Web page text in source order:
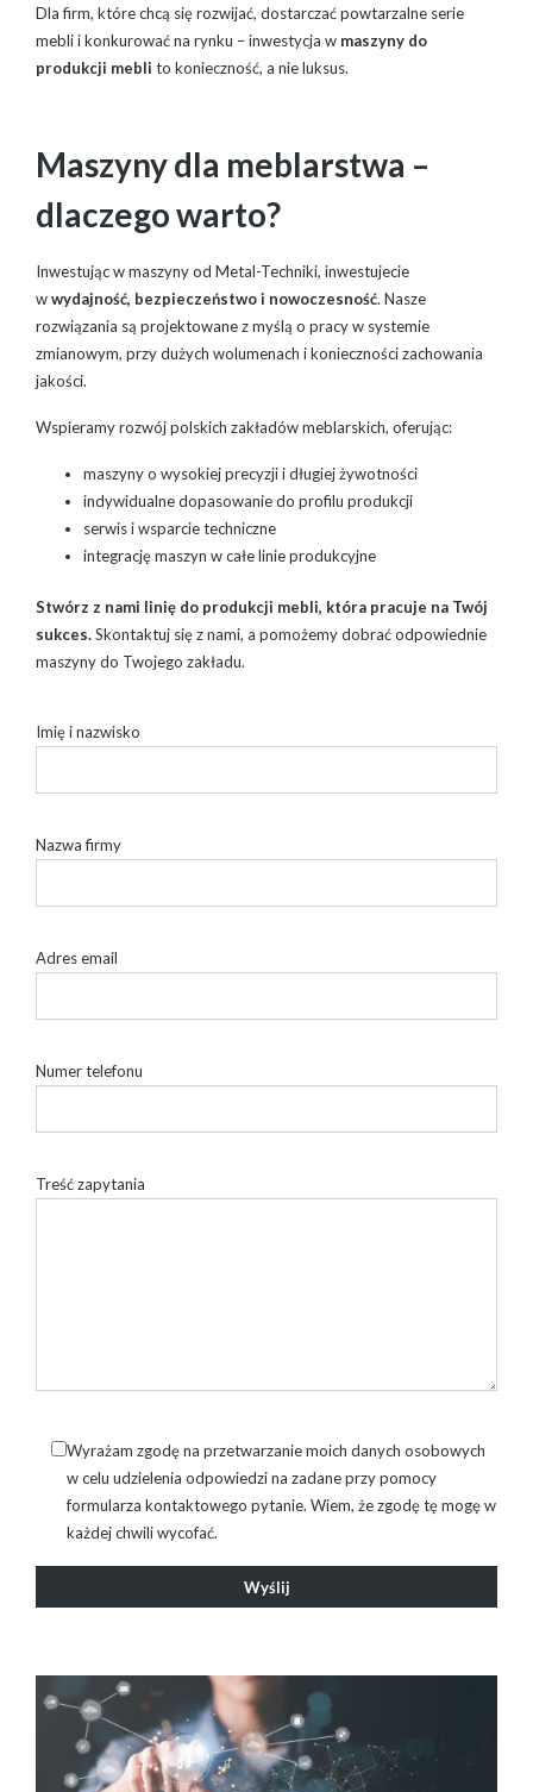
Dla firm, które chcą się rozwijać, dostarczać powtarzalne serie
mebli i konkurować na rynku – inwestycja w maszyny do
produkcji mebli to konieczność, a nie luksus.
Maszyny dla meblarstwa –
dlaczego warto?
Inwestując w maszyny od Metal-Techniki, inwestujecie
wwydajność, bezpieczeństwo i nowoczesność. Nasze
rozwiązania są projektowane z myślą o pracy w systemie
zmianowym, przy dużych wolumenach i konieczności zachowania
jakości.
Wspieramy rozwój polskich zakładów meblarskich, oferując:
maszyny o wysokiej precyzji i długiej żywotności
indywidualne dopasowanie do profilu produkcji
serwis i wsparcie techniczne
integrację maszyn w całe linie produkcyjne
Stwórz z nami linię do produkcji mebli, która pracuje na Twój
sukces.Skontaktuj się z nami, a pomożemy dobrać odpowiednie
maszyny do Twojego zakładu.
Imię i nazwisko
Nazwa firmy
Adres email
Numer telefonu
Treść zapytania
Wyrażam zgodę na przetwarzanie moich danych osobowych
w celu udzielenia odpowiedzi na zadane przy pomocy
formularza kontaktowego pytanie. Wiem, że zgodę tę mogę w
każdej chwili wycofać.